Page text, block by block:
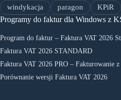
windykacja
paragon KPiR
Programy do faktur dla Windows z
Program do faktur – Faktura VAT 2026
Faktura VAT 2026 STANDARD
Faktura VAT 2026 PRO – Fakturowanie z
Porównanie wersji Faktura VAT 2026